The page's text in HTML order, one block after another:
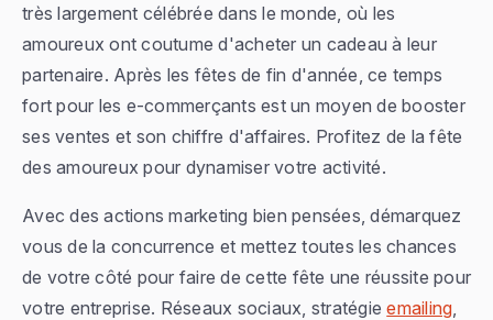
très largement célébrée dans le monde, où les
amoureux ont coutume d'acheter un cadeau à leur
partenaire. Après les fêtes de fin d'année, ce temps
fort pour les e-commerçants est un moyen de booster
ses ventes et son chiffre d'affaires. Profitez de la fête
des amoureux pour dynamiser votre activité.
Avec des actions marketing bien pensées, démarquez
vous de la concurrence et mettez toutes les chances
de votre côté pour faire de cette fête une réussite pour
votre entreprise. Réseaux sociaux, stratégieemailing